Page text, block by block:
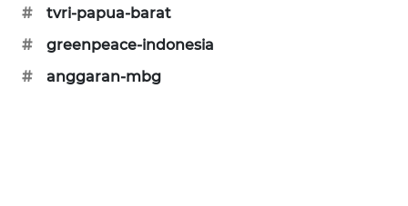
#
tvri-papua-barat
#
greenpeace-indonesia
#
anggaran-mbg
LKKI